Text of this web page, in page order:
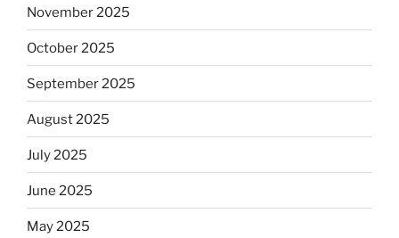
November 2025
October 2025
September 2025
August 2025
July 2025
June 2025
May 2025